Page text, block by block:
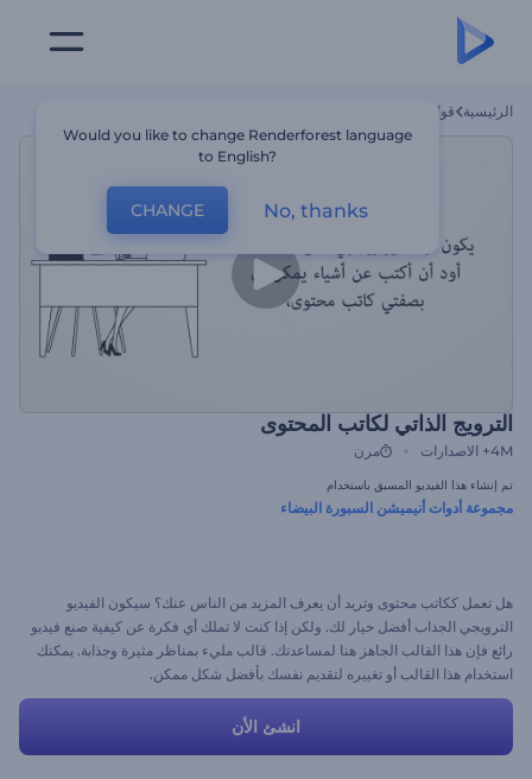
الرئيسية قوالب
الترويج الذاتي لكاتب المحتوى
4M+ الاصدارات مرن
تم إنشاء هذا الفيديو المسبق باستخدام
مجموعة أدوات أنيميشن السبورة البيضاء
هل تعمل ككاتب محتوى وتريد أن يعرف المزيد من الناس عنك؟ سيكون الفيديو
الترويجي الجذاب أفضل خيار لك. ولكن إذا كنت لا تملك أي فكرة عن كيفية صنع فيديو
رائع فإن هذا القالب الجاهز هنا لمساعدتك. قالب مليء بمناظر مثيرة وجذابة. يمكنك
استخدام هذا القالب أو تغييره لتقديم نفسك بأفضل شكل ممكن.
انشئ الأن
Would you like to change Renderforest language
to English?
CHANGE No, thanks